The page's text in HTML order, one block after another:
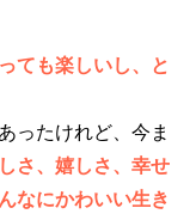
ても楽しいし、と
ったけれど、今ま
さ、嬉しさ、幸せ
なにかわいい生き